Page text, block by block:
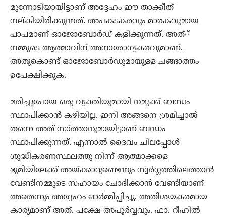
മുന്നോടിയായിട്ടാണ് അദ്ദേഹം ഈ താക്കീത്
നല്കിയിരിക്കുന്നത്. അപകടകരവും മാരകവുമായ
പാപമാണ് ഓജോബോര്‍ഡ് കളിക്കുന്നത്. അത്്
നമ്മുടെ ആത്മാവിന് അനാരോഗ്യകരവുമാണ്.
അതുകൊണ്ട് ഓജോബോര്‍ഡുമായുള്ള ചങ്ങാത്തം
ഉപേക്ഷിക്കുക.
മരിച്ചുപോയ ഒരു വ്യക്തിയുമായി നമുക്ക് ബന്ധം
സ്ഥാപിക്കാന്‍ കഴിയില്ല. ഇനി അങ്ങനെ ശ്രമിച്ചാല്‍
തന്നെ അത് സാ്ത്താനുമായിട്ടാണ് ബന്ധം
സ്ഥാപിക്കുന്നത്. എന്നാല്‍ ദൈവം ചിലപ്പോള്‍
ശുദ്ധീകരണസ്ഥലത്തു നിന്ന് ആത്മാക്കളെ
ഭൂമിയിലേക്ക് അയ്ക്കാറുണ്ടെന്നും സ്വര്‍ഗ്ഗത്തിലെത്താന്‍
വേണ്ടിനമ്മുടെ സഹായം ചോദിക്കാന്‍ വേണ്ടിയാണ്
അതെന്നും അദ്ദേഹം ഓര്‍മ്മിപ്പിച്ചു. അതിശയകരമായ
കാര്യമാണ് അത്. പക്ഷേ അപൂര്‍വ്വവും. ഫാ. റീഹില്‍